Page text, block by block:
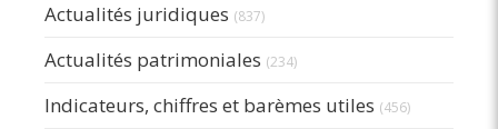
Actualités juridiques (837)
Actualités patrimoniales (234)
Indicateurs, chiffres et barèmes utiles (456)